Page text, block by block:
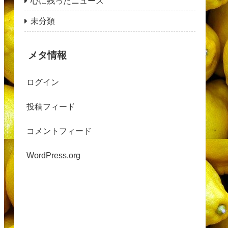
未分類
メタ情報
ログイン
投稿フィード
コメントフィード
WordPress.org